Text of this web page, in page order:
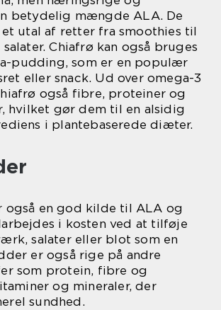
betydelig mængde ALA. De
utal af retter fra smoothies til
Chiafrø kan også bruges
pudding, som er en populær
eller snack. Ud over omega-3
også fibre, proteiner og
hvilket gør dem til en alsidig
i plantebaserede diæter.
også en god kilde til ALA og
i kosten ved at tilføje
salater eller blot som en
er også rige på andre
som protein, fibre og
og mineraler, der
sundhed.